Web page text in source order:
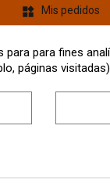
widgets Mis pedidos
Cupones de
account_box Información
location_on Mis
Tus ajustes de
para fines
páginas